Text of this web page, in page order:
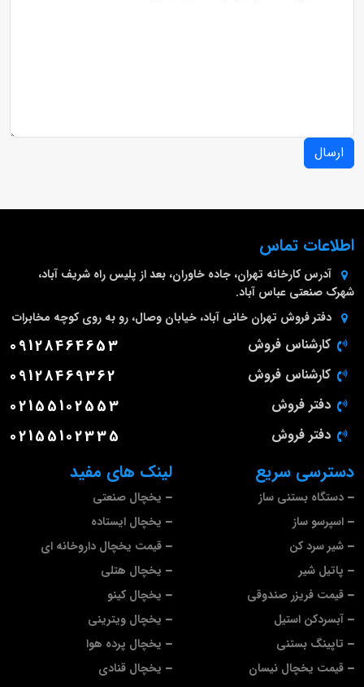
ارسال
لینک های مفید
یخچال صنعتی
یخچال ایستاده
قیمت یخچال داروخانه ای
یخچال هتلی
یخچال کینو
یخچال ویترینی
یخچال پرده هوا
یخچال قنادی
دسترسی سریع
دستگاه بستنی ساز
اسپرسو ساز
شیر سرد کن
پاتیل شیر
قیمت فریزر صندوقی
آبسردکن استیل
تاپینگ بستنی
قیمت یخچال نیسان
اطلاعات تماس
آدرس کارخانه تهران، جاده خاوران، بعد از پلیس راه شریف آباد،
شهرک صنعتی عباس آباد.
دفتر فروش تهران خانی آباد، خیابان وصال، رو به روی کوچه مخابرات
کارشناس فروش 09128464653
کارشناس فروش 09128469362
دفتر فروش 02155102553
دفتر فروش 02155102335